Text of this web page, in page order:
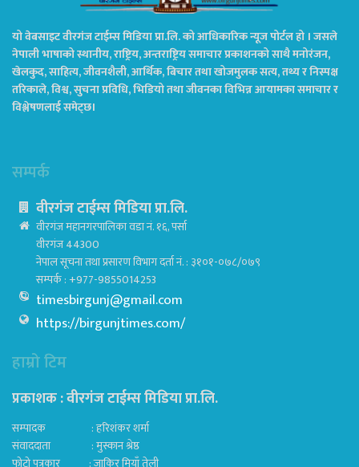
यो वेबसाइट वीरगंज टाईम्स मिडिया प्रा.लि. को आधिकारिक न्यूज पोर्टल हो । जसले
नेपाली भाषाको स्थानीय, राष्ट्रिय, अन्तराष्ट्रिय समाचार प्रकाशनको साथै मनोरंजन,
खेलकुद, साहित्य, जीवनशैली, आर्थिक, बिचार तथा खोजमुलक सत्य, तथ्य र निस्पक्ष
तरिकाले, विश्व, सुचना प्रविधि, भिडियो तथा जीवनका विभिन्न आयामका समाचार र
विश्लेषणलाई समेट्छ।
सम्पर्क
वीरगंज टाईम्स मिडिया प्रा.लि.
वीरगंज महानगरपालिका वडा नं. १६, पर्सा
वीरगंज 44300
नेपाल सूचना तथा प्रसारण विभाग दर्ता नं. : ३१०१-०७८/०७९
सम्पर्क : +977-9855014253
timesbirgunj@gmail.com
https://birgunjtimes.com/
हाम्रो टिम
प्रकाशक : वीरगंज टाईम्स मिडिया प्रा‍.लि.
सम्पादक : हरिशंकर शर्मा
संवाददाता : मुस्कान श्रेष्ठ
फोटो पत्रकार : जाकिर मियाँ तेली